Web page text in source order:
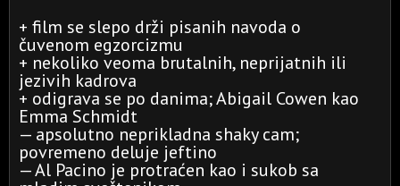
+ film se slepo drži pisanih navoda o
čuvenom egzorcizmu
+ nekoliko veoma brutalnih, neprijatnih ili
jezivih kadrova
+ odigrava se po danima; Abigail Cowen kao
Emma Schmidt
— apsolutno neprikladna shaky cam;
povremeno deluje jeftino
— Al Pacino je protraćen kao i sukob sa